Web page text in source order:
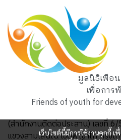
เว็บไซต์นี้มีการใช้งานคุกกี้
มูลนิธิเพื่อน
เพื่อการ
Friends of youth for
(สำนักงานติดต่อประสาน) เลขที่
แขวงสามเสนใน เขตพญาไท กรุง